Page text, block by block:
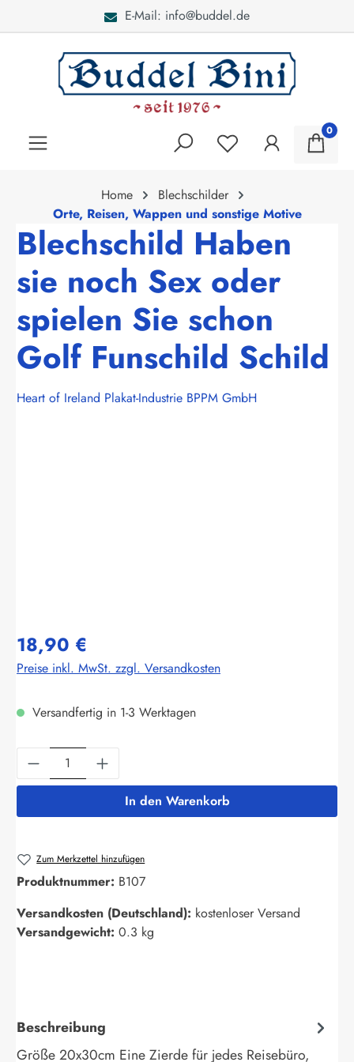
E-Mail: info@buddel.de
0
Home
Blechschilder
Orte, Reisen, Wappen und sonstige Motive
Blechschild Haben
sie noch Sex oder
spielen Sie schon
Golf Funschild Schild
Heart of Ireland Plakat-Industrie BPPM GmbH
18,90 €
Preise inkl. MwSt. zzgl. Versandkosten
Versandfertig in 1-3 Werktagen
Produkt Anzahl: Gib den gewünschten
In den Warenkorb
Zum Merkzettel hinzufügen
Produktnummer: B107
Versandkosten (Deutschland): kostenloser Versand
Versandgewicht: 0.3 kg
Beschreibung
Größe 20x30cm Eine Zierde für jedes Reisebüro,